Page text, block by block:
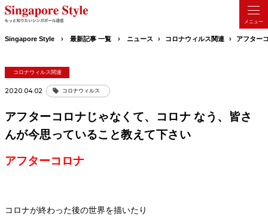
Singapore Style 最新記事 一覧 ニュース コロナウィルス関連 アフター
コロナウィルス関連
2020.04.02 コロナウィルス
アフターコロナじゃなくて、コロナ なう、皆さ
んが今思っていること教えて下さい
アフターコロナ
コロナが終わった後の世界を描いたり